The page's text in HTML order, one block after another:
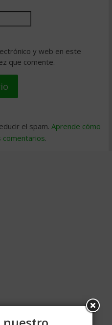
y web en este
que comente.
el spam. Aprende cómo
comentarios.